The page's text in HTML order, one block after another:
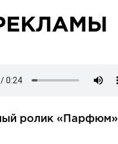
ролик «Парфюм»